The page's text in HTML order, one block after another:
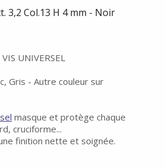
3,2 Col.13 H 4 mm - Noir
UNIVERSEL
Gris - Autre couleur sur
masque et protège chaque
cruciforme...
finition nette et soignée.